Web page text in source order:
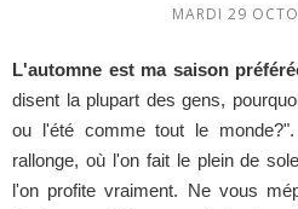
MARDI 29
L'automne est ma saison
disent la plupart des gens,
ou l'été comme tout le
rallonge, où l'on fait le plein de
l'on profite vraiment. Ne vous